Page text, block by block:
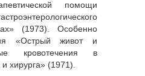
помощи
(1973). Особенно
«Острый живот и
кровотечения в
хирурга» (1971).